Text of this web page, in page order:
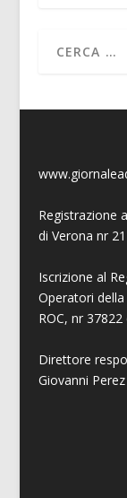
Registrazione
di Verona nr
Iscrizione al
Operatori
ROC, nr
Direttore
Giovanni Perez